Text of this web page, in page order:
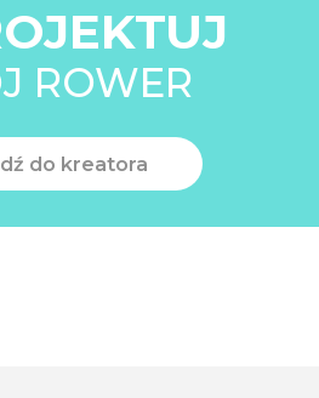
ROWER
do kreatora